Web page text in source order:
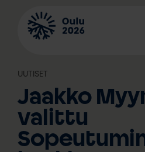
sisältöön
UUTISET
Jaakko
valittu